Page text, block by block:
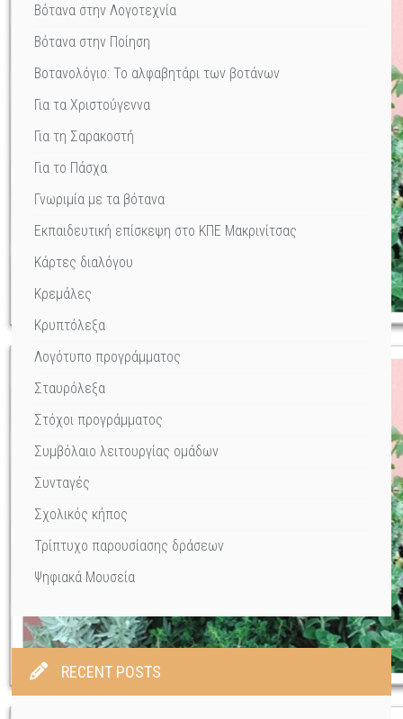
Βότανα στην Λογοτεχνία
Βότανα στην Ποίηση
Βοτανολόγιο: Το αλφαβητάρι των βοτάνων
Για τα Χριστούγεννα
Για τη Σαρακοστή
Για το Πάσχα
Γνωριμία με τα βότανα
Εκπαιδευτική επίσκεψη στο ΚΠΕ Μακρινίτσας
Κάρτες διαλόγου
Κρεμάλες
Κρυπτόλεξα
Λογότυπο προγράμματος
Σταυρόλεξα
Στόχοι προγράμματος
Συμβόλαιο λειτουργίας ομάδων
Συνταγές
Σχολικός κήπος
Τρίπτυχο παρουσίασης δράσεων
Ψηφιακά Μουσεία
RECENT POSTS